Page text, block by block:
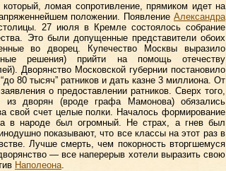
ломая сопротивление, прямиком идет на
положении. Появление Александра
27 июля в Кремле состоялось собрание
Это были допущенные представители обоих
во дворец. Купечество Москвы выразило
решения) прийти на помощь отечеству
Дворянство Московской губернии постановило
80 тысяч” ратников и дать казне 3 миллиона. От
о предоставлении ратников. Сверх того,
дворян (вроде графа Мамонова) обязались
свой счет целые полки. Началось формирование
в народе был огромный. Не страх, а гнев был
показывают, что все классы на этот раз в
Лучше смерть, чем покорность вторгшемуся
— все наперерыв хотели выразить свою
Наполеона.